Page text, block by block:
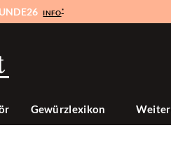
INFO*
Gewürzlexikon